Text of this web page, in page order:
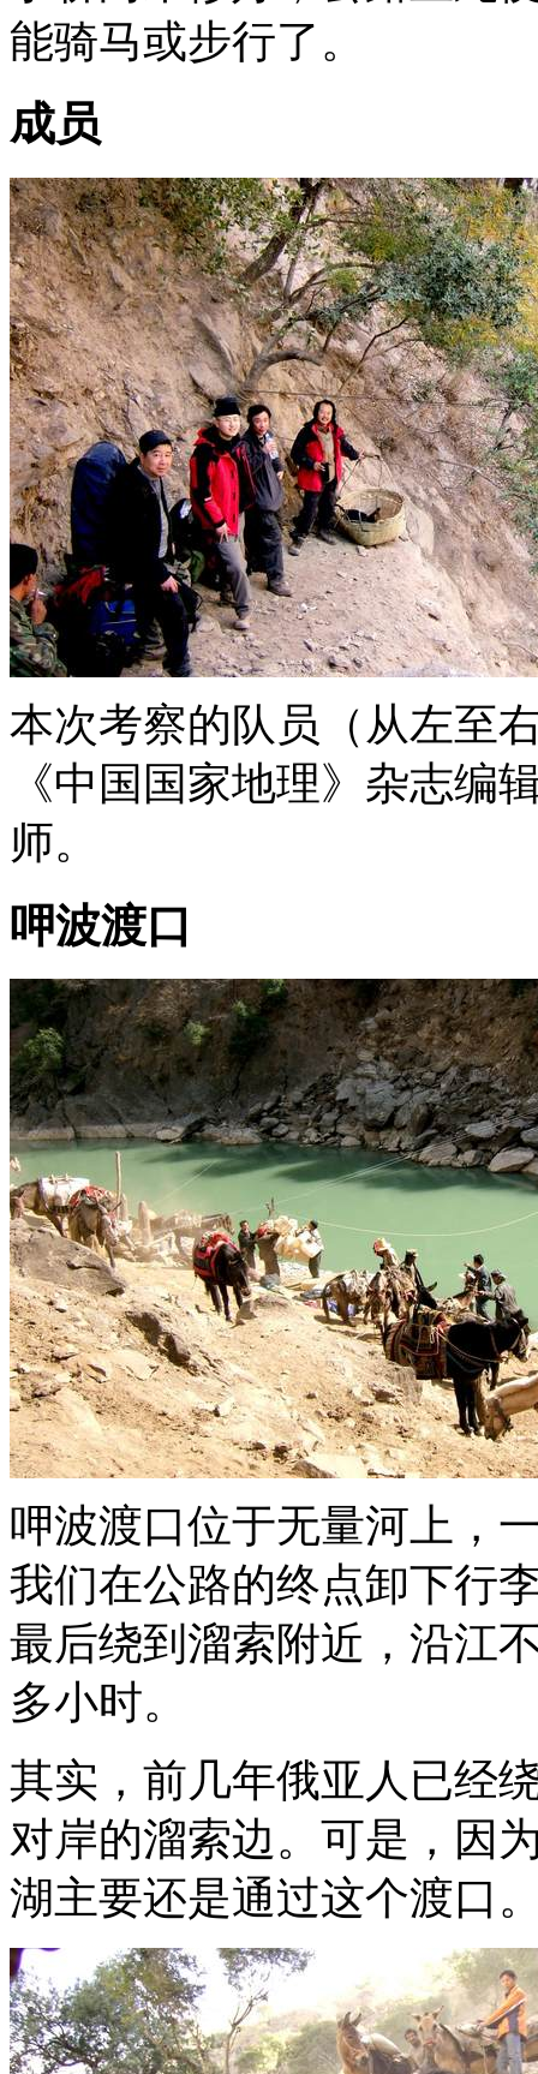
能骑马或步行了。
成员
本次考察的队员（从左至
《中国国家地理》杂志编
师。
呷波渡口
呷波渡口位于无量河上，
我们在公路的终点卸下行
最后绕到溜索附近，沿江
多小时。
其实，前几年俄亚人已经
对岸的溜索边。可是，因
湖主要还是通过这个渡口